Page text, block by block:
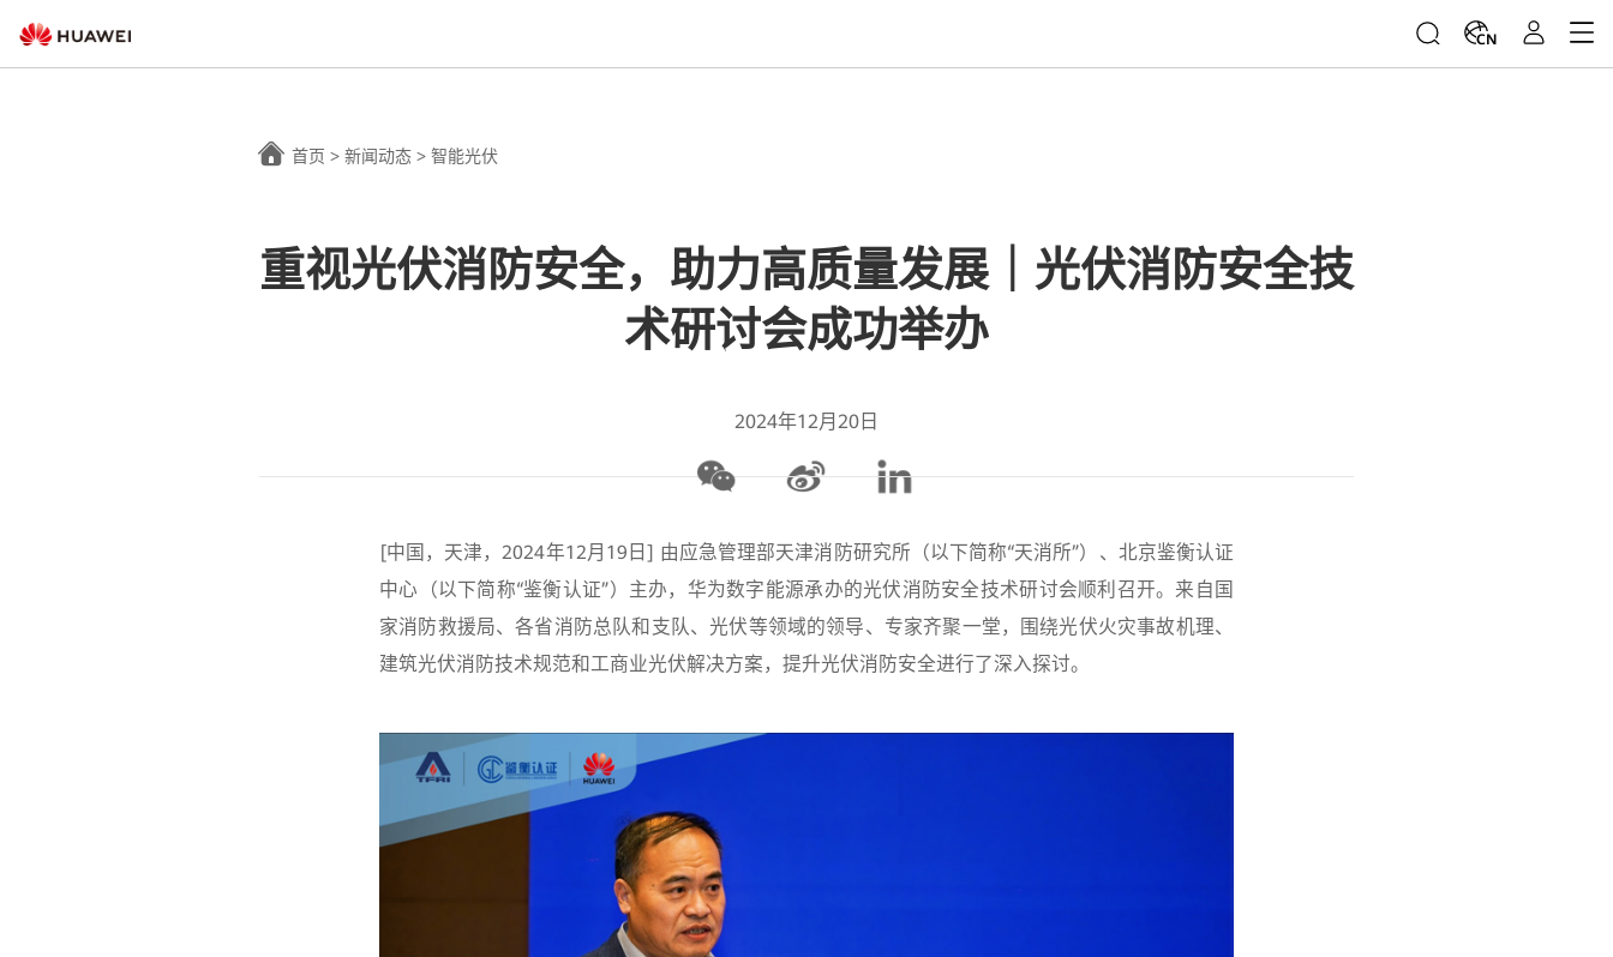
CN
首页 >新闻动态 >智能光伏
重视光伏消防安全，助力高质量发展｜光伏消防安全技
术研讨会成功举办
2024年12月20日
[中国，天津，2024年12月19日] 由应急管理部天津消防研究所（以下简称“天消所”）、北京鉴衡认证
中心（以下简称“鉴衡认证”）主办，华为数字能源承办的光伏消防安全技术研讨会顺利召开。来自国
家消防救援局、各省消防总队和支队、光伏等领域的领导、专家齐聚一堂，围绕光伏火灾事故机理、
建筑光伏消防技术规范和工商业光伏解决方案，提升光伏消防安全进行了深入探讨。